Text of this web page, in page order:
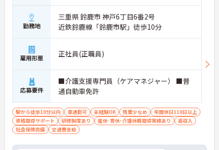
勤務地
三重県 鈴鹿市 神戸6丁目6番2号
近鉄鈴鹿線「鈴鹿市駅」徒歩10分
雇用形態 正社員(正職員)
応募要件
■介護支援専門員（ケアマネジャー） ■普
通自動車免許
駅から徒歩10分以内 車通勤可 未経験OK 残業少なめ
年間休日110日以上
資格取得サポート
研修制度あり 産休･育休･介護休暇取得実績あり
高収入
社会保険完備
交通費支給